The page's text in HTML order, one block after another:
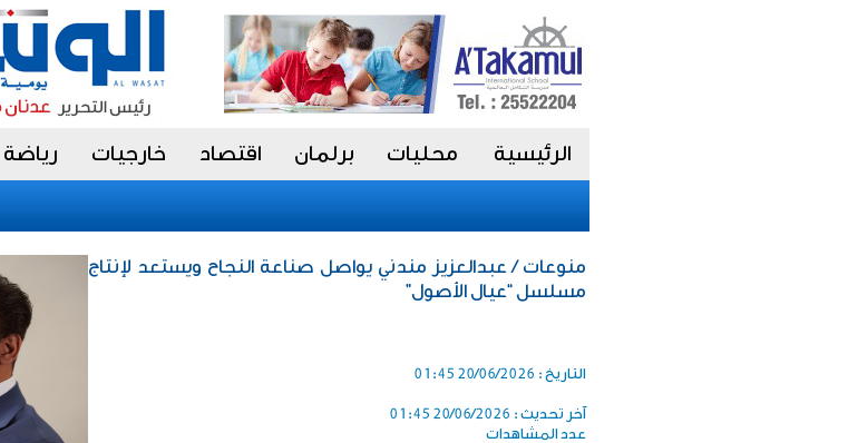
الرئيسية محليات برلمان اقتصاد خارجيات رياضة
منوعات / عبدالعزيز مندني يواصل صناعة النجاح ويستعد لإنتاج
مسلسل “عيال الأصول”
التاريخ : 20/06/2026 01:45
آخر تحديث : 20/06/2026 01:45
عدد المشاهدات